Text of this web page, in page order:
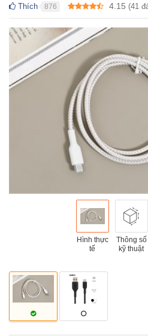
Thích 876 4.15 (41
Hình thực
tế
Thông số
kỹ thuật